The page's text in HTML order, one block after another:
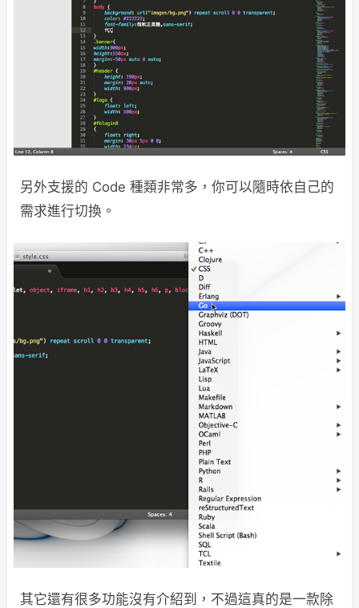
另外支援的 Code 種類非常多，你可以隨時依自己的
需求進行切換。
其它還有很多功能沒有介紹到，不過這真的是一款除